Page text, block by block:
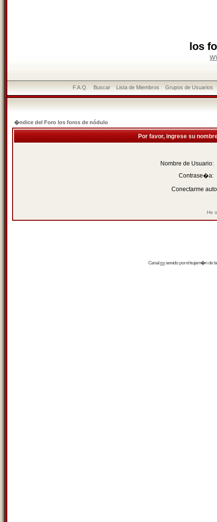
los
F.A.Q. Buscar Lista de Miembros Grupos de Usuarios
�ndice del Foro los foros de nódulo
Por favor, ingrese su
Nombre de Usuario:
Contrase�a:
Conectarme
He
Canalrssservido por eltrujam�nde